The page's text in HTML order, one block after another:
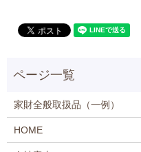
家財全般取扱品（一例）
HOME